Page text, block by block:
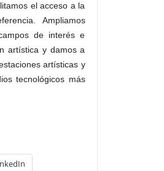
el acceso a la
Ampliamos
de interés e
artística y damos a
artísticas y
tecnológicos más